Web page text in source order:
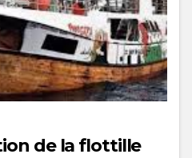
de la flottille